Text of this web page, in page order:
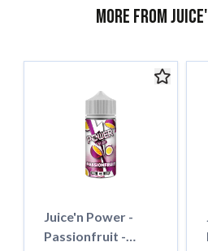
More from
Juice'n Power -
Passionfruit -